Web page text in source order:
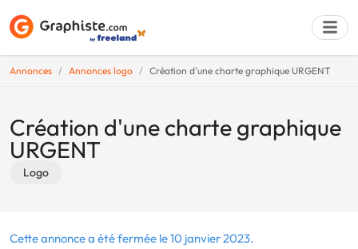
Annonces Annonces logo Création d'une charte graphique URGENT
Création d'une charte graphique
URGENT
Logo
Cette annonce a été fermée le 10 janvier 2023.